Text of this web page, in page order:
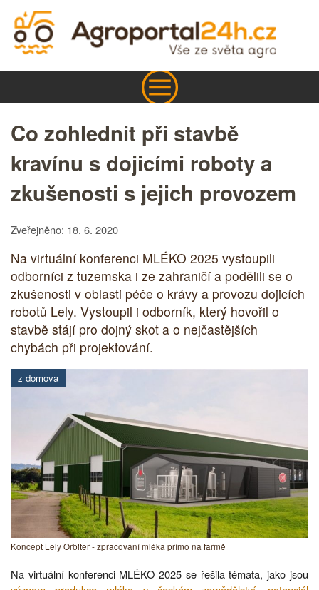
Co zohlednit při stavbě
kravínu s dojicími roboty a
zkušenosti s jejich provozem
Zveřejněno: 18. 6. 2020
Na virtuální konferenci MLÉKO 2025 vystoupili
odborníci z tuzemska i ze zahraničí a podělili se o
zkušenosti v oblasti péče o krávy a provozu dojicích
robotů Lely. Vystoupil i odborník, který hovořil o
stavbě stájí pro dojný skot a o nejčastějších
chybách při projektování.
z domova
Koncept Lely Orbiter - zpracování mléka přímo na farmě
Na virtuální konferenci MLÉKO 2025 se řešila témata, jako jsou